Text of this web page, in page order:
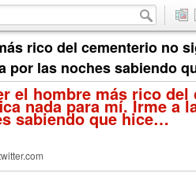
rico del cementerio no
por las noches sabiendo
el hombre más rico
nada para mí. Irme a
sabiendo que hice…